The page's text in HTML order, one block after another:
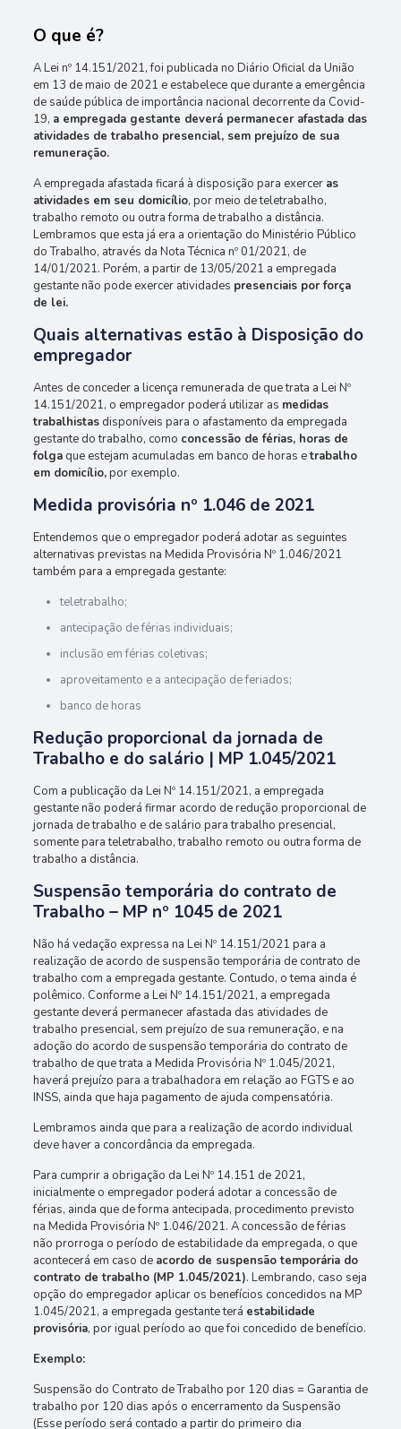
O que é?
A Lei nº 14.151/2021, foi publicada no Diário Oficial da União
em 13 de maio de 2021 e estabelece que durante a emergência
de saúde pública de importância nacional decorrente da Covid-
19, a empregada gestante deverá permanecer afastada das
atividades de trabalho presencial, sem prejuízo de sua
remuneração.
A empregada afastada ficará à disposição para exercer as
atividades em seu domicílio, por meio de teletrabalho,
trabalho remoto ou outra forma de trabalho a distância.
Lembramos que esta já era a orientação do Ministério Público
do Trabalho, através da Nota Técnica nº 01/2021, de
14/01/2021. Porém, a partir de 13/05/2021 a empregada
gestante não pode exercer atividades presenciais por força
de lei.
Quais alternativas estão à Disposição do
empregador
Antes de conceder a licença remunerada de que trata a Lei Nº
14.151/2021, o empregador poderá utilizar as medidas
trabalhistasdisponíveis para o afastamento da empregada
gestante do trabalho, como concessão de férias, horas de
folgaque estejam acumuladas em banco de horas etrabalho
em domicílio,por exemplo.
Medida provisória nº 1.046 de 2021
Entendemos que o empregador poderá adotar as seguintes
alternativas previstas na Medida Provisória Nº 1.046/2021
também para a empregada gestante:
teletrabalho;
antecipação de férias individuais;
inclusão em férias coletivas;
aproveitamento e a antecipação de feriados;
banco de horas
Redução proporcional da jornada de
Trabalho e do salário | MP 1.045/2021
Com a publicação da Lei Nº 14.151/2021, a empregada
gestante não poderá firmar acordo de redução proporcional de
jornada de trabalho e de salário para trabalho presencial,
somente para teletrabalho, trabalho remoto ou outra forma de
trabalho a distância.
Suspensão temporária do contrato de
Trabalho – MP nº 1045 de 2021
Não há vedação expressa na Lei Nº 14.151/2021 para a
realização de acordo de suspensão temporária de contrato de
trabalho com a empregada gestante. Contudo, o tema ainda é
polêmico. Conforme a Lei Nº 14.151/2021, a empregada
gestante deverá permanecer afastada das atividades de
trabalho presencial, sem prejuízo de sua remuneração, e na
adoção do acordo de suspensão temporária do contrato de
trabalho de que trata a Medida Provisória Nº 1.045/2021,
haverá prejuízo para a trabalhadora em relação ao FGTS e ao
INSS, ainda que haja pagamento de ajuda compensatória.
Lembramos ainda que para a realização de acordo individual
deve haver a concordância da empregada.
Para cumprir a obrigação da Lei Nº 14.151 de 2021,
inicialmente o empregador poderá adotar a concessão de
férias, ainda que de forma antecipada, procedimento previsto
na Medida Provisória Nº 1.046/2021. A concessão de férias
não prorroga o período de estabilidade da empregada, o que
acontecerá em caso de acordo de suspensão temporária do
contrato de trabalho (MP 1.045/2021). Lembrando, caso seja
opção do empregador aplicar os benefícios concedidos na MP
1.045/2021, a empregada gestante terá estabilidade
provisória, por igual período ao que foi concedido de benefício.
Exemplo:
Suspensão do Contrato de Trabalho por 120 dias = Garantia de
trabalho por 120 dias após o encerramento da Suspensão
(Esse período será contado a partir do primeiro dia